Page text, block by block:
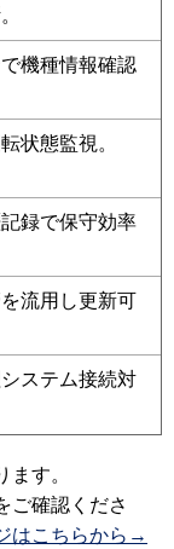
機種情報確認
状態監視。
録で保守効率
流用し更新可
ステム接続対
す。
ご確認くださ
はこちらから→